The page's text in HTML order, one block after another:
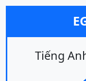
Tiếng